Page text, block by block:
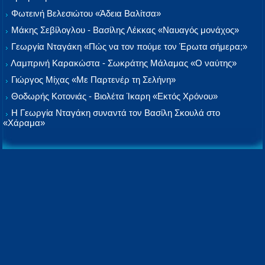
Φωτεινή Βελεσιώτου «Άδεια Βαλίτσα»
Μάκης Σεβίλογλου - Βασίλης Λέκκας «Ναυαγός μονάχος»
Γεωργία Νταγάκη «Πώς να τον πούμε τον Έρωτα σήμερα;»
Λαμπρινή Καρακώστα - Σωκράτης Μάλαμας «Ο ναύτης»
Γιώργος Μίχας «Με Παρτενέρ τη Σελήνη»
Θοδωρής Κοτονιάς - Βιολέτα Ίκαρη «Εκτός Χρόνου»
Η Γεωργία Νταγάκη συναντά τον Βασίλη Σκουλά στο
«Χάραμα»